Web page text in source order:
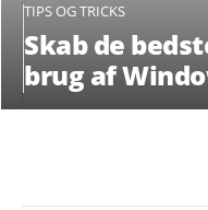
TIPS OG TRICKS
Skab de
brug af